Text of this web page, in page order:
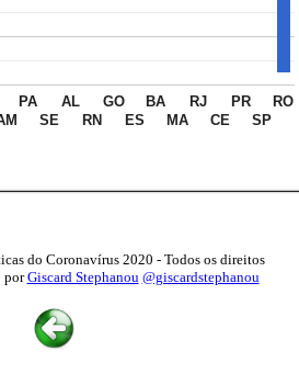
PA
SE
AL
RN
GO
ES
BA
MA
RJ
CE
PR
SP
RO
do Coronavírus 2020 - Todos os direitos
porGiscard Stephanou @giscardstephanou